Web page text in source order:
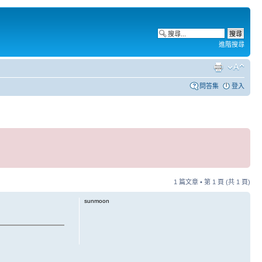
進階搜尋
問答集 登入
1 篇文章 • 第 1 頁 (共 1 頁)
sunmoon